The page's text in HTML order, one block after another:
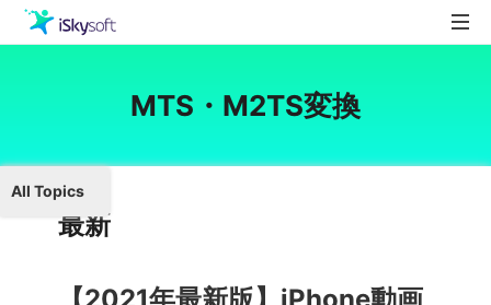
ストア
ダウンロード
MTS・M2TS変換
All Topics
最新